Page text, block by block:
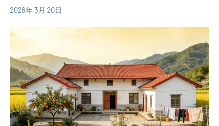
计
欧
别
墅
设
计
图
层
墅
设
计
图
大
户
2026年 3月 20日
yacool